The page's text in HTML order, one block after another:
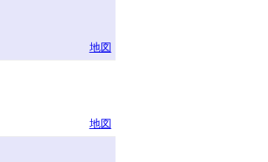
地図
地図